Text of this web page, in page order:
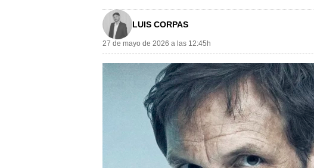
LUIS CORPAS
27 de mayo de 2026 a las 12:45h